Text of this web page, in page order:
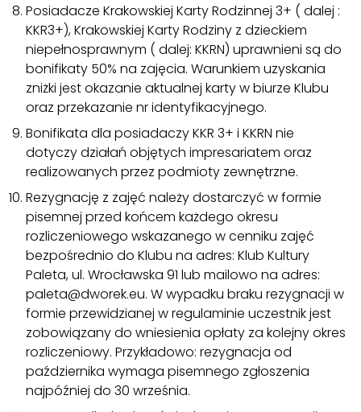
Posiadacze Krakowskiej Karty Rodzinnej 3+ ( dalej :
KKR3+), Krakowskiej Karty Rodziny z dzieckiem
niepełnosprawnym ( dalej: KKRN) uprawnieni są do
bonifikaty 50% na zajęcia. Warunkiem uzyskania
zniżki jest okazanie aktualnej karty w biurze Klubu
oraz przekazanie nr identyfikacyjnego.
Bonifikata dla posiadaczy KKR 3+ i KKRN nie
dotyczy działań objętych impresariatem oraz
realizowanych przez podmioty zewnętrzne.
Rezygnację z zajęć należy dostarczyć w formie
pisemnej przed końcem każdego okresu
rozliczeniowego wskazanego w cenniku zajęć
bezpośrednio do Klubu na adres: Klub Kultury
Paleta, ul. Wrocławska 91 lub mailowo na adres:
paleta@dworek.eu. W wypadku braku rezygnacji w
formie przewidzianej w regulaminie uczestnik jest
zobowiązany do wniesienia opłaty za kolejny okres
rozliczeniowy. Przykładowo: rezygnacja od
października wymaga pisemnego zgłoszenia
najpóźniej do 30 września.